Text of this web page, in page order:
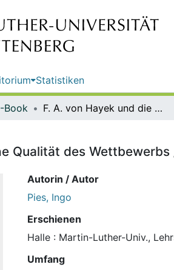
Statistiken
Book F. A. von Hayek und die moralische Qualität des Wettbewerbs / Ingo Pies
Qualität des Wettbewerbs
Autorin / Autor
Pies, Ingo
Erschienen
Halle : Martin-Luther-Univ.,
Umfang